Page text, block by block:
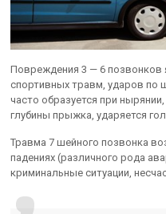
Повреждения 3 — 6 позвонков
спортивных травм, ударов по
часто образуется при
глубины прыжка, ударяется
Травма 7 шейного позвонка
падениях (различного рода
криминальные ситуации,